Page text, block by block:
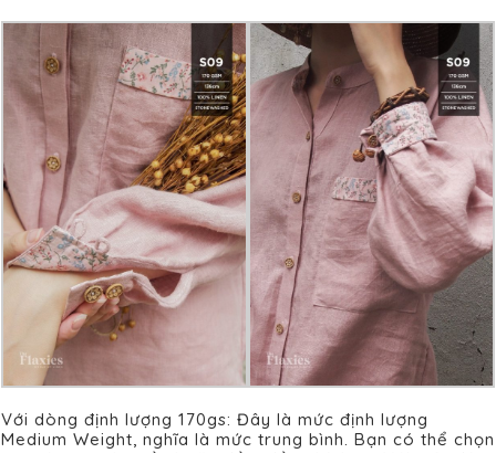
Với dòng định lượng 170gs: Đây là mức định lượng
Medium Weight, nghĩa là mức trung bình. Bạn có thể chọn